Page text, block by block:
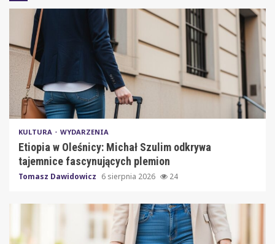
KULTURA WYDARZENIA
Etiopia w Oleśnicy: Michał Szulim odkrywa
tajemnice fascynujących plemion
Tomasz Dawidowicz 6 sierpnia 2026 24